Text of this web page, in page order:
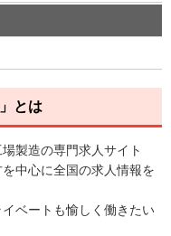
とは
製造の専門求人サイト
中心に全国の求人情報を
ベートも愉しく働きたい